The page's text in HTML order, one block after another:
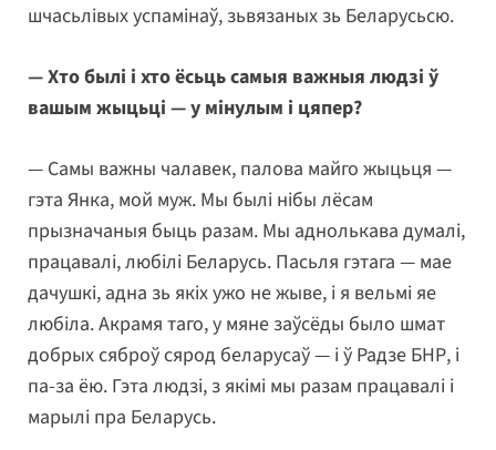
шчасьлівых успамінаў, зьвязаных зь Беларусьсю.
— Хто былі і хто ёсьць самыя важныя людзі ў
вашым жыцьці — у мінулым і цяпер?
— Самы важны чалавек, палова майго жыцьця —
гэта Янка, мой муж. Мы былі нібы лёсам
прызначаныя быць разам. Мы аднолькава думалі,
працавалі, любілі Беларусь. Пасьля гэтага — мае
дачушкі, адна зь якіх ужо не жыве, і я вельмі яе
любіла. Акрамя таго, у мяне заўсёды было шмат
добрых сяброў сярод беларусаў — і ў Радзе БНР, і
па-за ёю. Гэта людзі, з якімі мы разам працавалі і
марылі пра Беларусь.